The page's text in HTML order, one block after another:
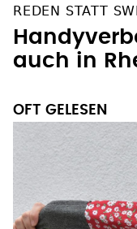
auch in